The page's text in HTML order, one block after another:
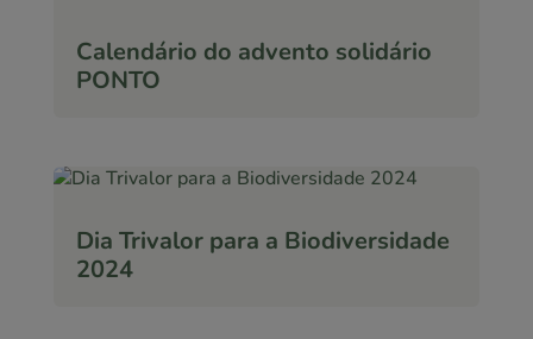
Calendário do advento solidário
PONTO
Dia Trivalor para a Biodiversidade
2024